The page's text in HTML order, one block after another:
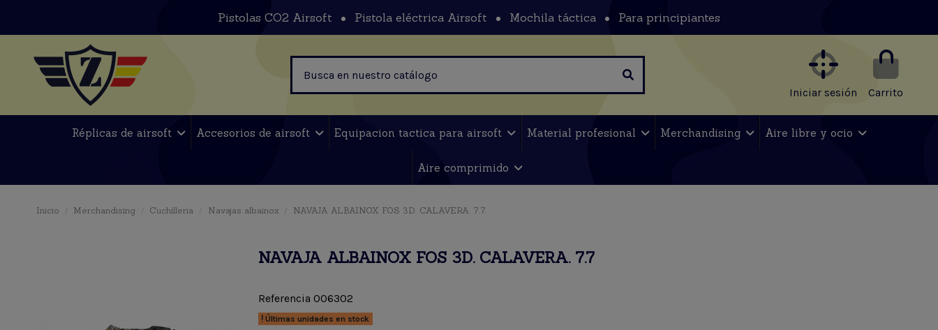
Pistolas CO2 Airsoft Pistola eléctrica Airsoft Mochila táctica Para principiantes
Iniciar sesión Carrito
Réplicas de airsoft Accesorios de airsoft Equipacion tactica para airsoft Material profesional Merchandising Aire libre y ocio
Aire comprimido
Inicio Merchandising Cuchilleria Navajas albainox NAVAJA ALBAINOX FOS 3D. CALAVERA. 7.7
NAVAJA ALBAINOX FOS 3D. CALAVERA. 7.7
Referencia 006302
Últimas unidades en stock